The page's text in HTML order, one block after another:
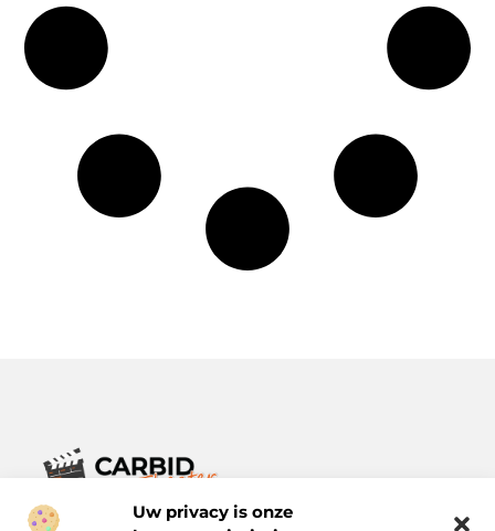
Uw privacy is onze
Verhalen die het alledaagse leven verrijken.